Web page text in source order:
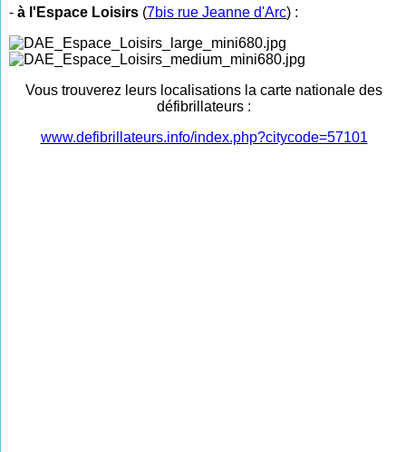
-à l'Espace Loisirs (7bis rue Jeanne d'Arc) :
Vous trouverez leurs localisations la carte nationale des
défibrillateurs :
www.defibrillateurs.info/index.php?citycode=57101